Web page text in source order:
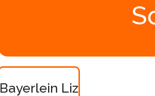
Bayerlein Liz